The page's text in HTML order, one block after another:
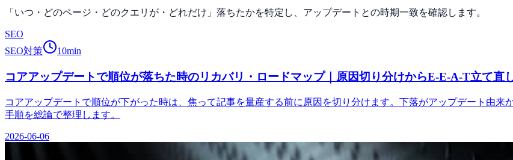
「いつ・どのページ・どのクエリが・どれだけ」落ちたかを特定し、アップデートとの時期一致を確認します。
SEO
SEO対策
10min
コアアップデートで順位が落ちた時のリカバリ・ロードマップ｜原因切り分けからE-E-A-T立て直
コアアップデートで順位が下がった時は、焦って記事を量産する前に原因を切り分けます。下落がアップデート由
手順を総論で整理します。
2026-06-06